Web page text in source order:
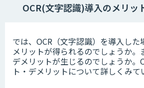
OCR(文字認識)導入のメリッ
では、OCR（文字認識）を導入した
メリットが得られるのでしょうか。
デメリットが生じるのでしょうか。
ト・デメリットについて詳しくみて